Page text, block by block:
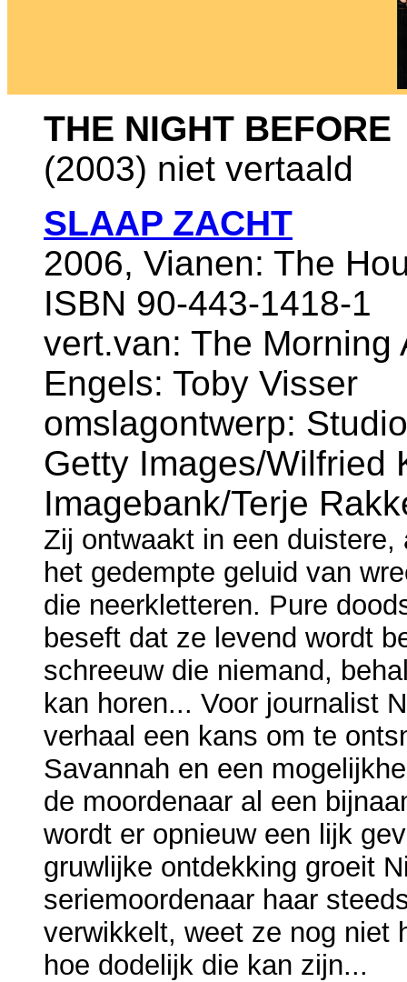
THE NIGHT BEFORE
(2003) niet vertaald
SLAAP ZACHT
2006, Vianen: The
ISBN 90-443-1418-1
vert.van: The Morning
Engels: Toby Visser
omslagontwerp:
Getty Images/Wilfried
Imagebank/Terje
Zij ontwaakt in een
het gedempte geluid van
die neerkletteren. Pure
beseft dat ze levend wordt
schreeuw die niemand,
kan horen... Voor journalist
verhaal een kans om te
Savannah en een
de moordenaar al een
wordt er opnieuw een lijk
gruwlijke ontdekking groeit
seriemoordenaar haar
verwikkelt, weet ze nog niet
hoe dodelijk die kan zijn...